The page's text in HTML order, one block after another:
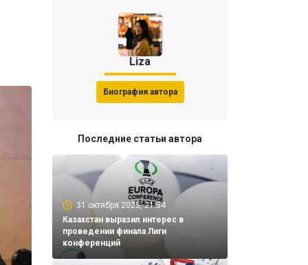
Liza
Биография автора
Последние статьи автора
31 октября 2025, 21:54
Казахстан выразил интерес в
проведении финала Лиги
конференций